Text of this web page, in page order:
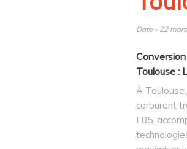
Date - 22
Toulouse :
À
carburant
E85,